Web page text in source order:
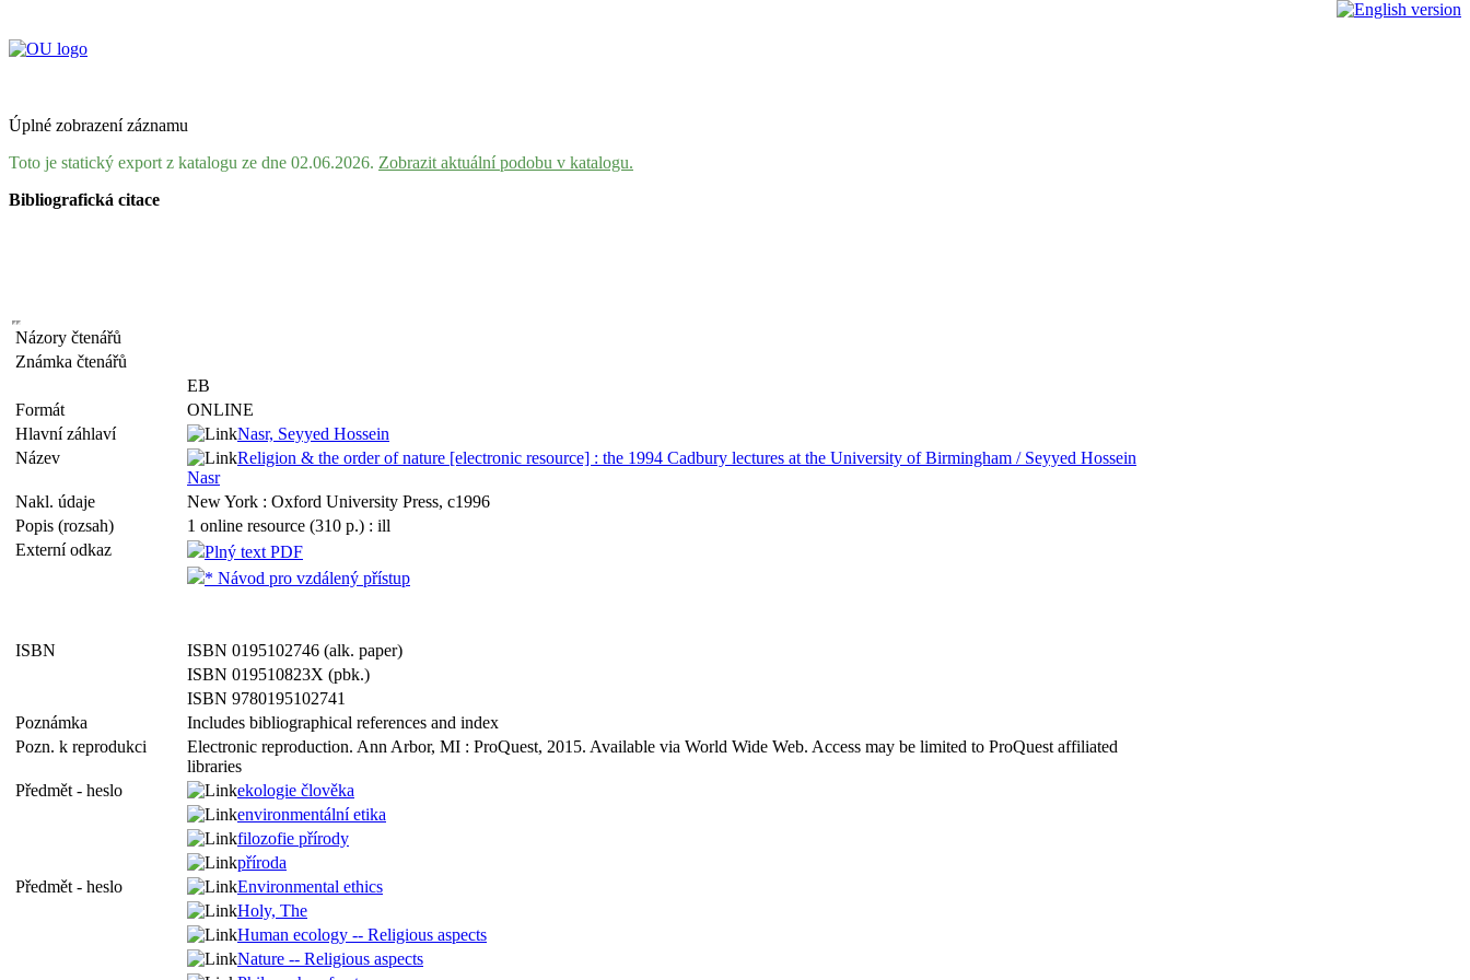
Úplné zobrazení záznamu
Toto je statický export z katalogu ze dne 02.06.2026. Zobrazit aktuální podobu v katalogu.
Bibliografická citace
Názory čtenářů
Známka čtenářů
EB
Formát
ONLINE
Hlavní záhlaví
Nasr, Seyyed Hossein
Název
Religion & the order of nature [electronic resource] : the 1994 Cadbury lectures at the University of Birmingham / Seyyed Hossein
Nasr
Nakl. údaje
New York : Oxford University Press, c1996
Popis (rozsah)
1 online resource (310 p.) : ill
Externí odkaz
Plný text PDF
* Návod pro vzdálený přístup
ISBN
ISBN 0195102746 (alk. paper)
ISBN 019510823X (pbk.)
ISBN 9780195102741
Poznámka
Includes bibliographical references and index
Pozn. k reprodukci
Electronic reproduction. Ann Arbor, MI : ProQuest, 2015. Available via World Wide Web. Access may be limited to ProQuest affiliated
libraries
Předmět - heslo
ekologie člověka
environmentální etika
filozofie přírody
příroda
Předmět - heslo
Environmental ethics
Holy, The
Human ecology -- Religious aspects
Nature -- Religious aspects